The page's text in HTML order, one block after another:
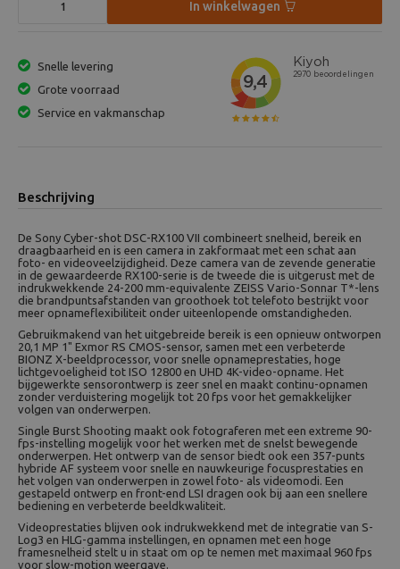
In winkelwagen
Snelle levering
Grote voorraad
Service en vakmanschap
Beschrijving
De Sony Cyber-shot DSC-RX100 VII combineert snelheid, bereik en
draagbaarheid en is een camera in zakformaat met een schat aan
foto- en videoveelzijdigheid. Deze camera van de zevende generatie
in de gewaardeerde RX100-serie is de tweede die is uitgerust met de
indrukwekkende 24-200 mm-equivalente ZEISS Vario-Sonnar T*-lens
die brandpuntsafstanden van groothoek tot telefoto bestrijkt voor
meer opnameflexibiliteit onder uiteenlopende omstandigheden.
Gebruikmakend van het uitgebreide bereik is een opnieuw ontworpen
20,1 MP 1" Exmor RS CMOS-sensor, samen met een verbeterde
BIONZ X-beeldprocessor, voor snelle opnameprestaties, hoge
lichtgevoeligheid tot ISO 12800 en UHD 4K-video-opname. Het
bijgewerkte sensorontwerp is zeer snel en maakt continu-opnamen
zonder verduistering mogelijk tot 20 fps voor het gemakkelijker
volgen van onderwerpen.
Single Burst Shooting maakt ook fotograferen met een extreme 90-
fps-instelling mogelijk voor het werken met de snelst bewegende
onderwerpen. Het ontwerp van de sensor biedt ook een 357-punts
hybride AF systeem voor snelle en nauwkeurige focusprestaties en
het volgen van onderwerpen in zowel foto- als videomodi. Een
gestapeld ontwerp en front-end LSI dragen ook bij aan een snellere
bediening en verbeterde beeldkwaliteit.
Videoprestaties blijven ook indrukwekkend met de integratie van S-
Log3 en HLG-gamma instellingen, en opnamen met een hoge
framesnelheid stelt u in staat om op te nemen met maximaal 960 fps
voor slow-motion weergave.